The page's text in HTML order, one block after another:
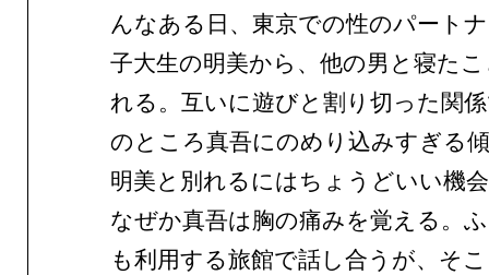
んなある日、東京での性のパート
子大生の明美から、他の男と寝た
れる。互いに遊びと割り切った関
のところ真吾にのめり込みすぎる
明美と別れるにはちょうどいい機
なぜか真吾は胸の痛みを覚える。
も利用する旅館で話し合うが、そ